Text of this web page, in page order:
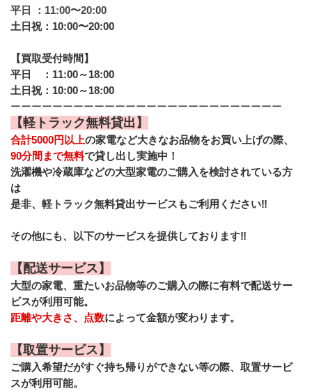
平日 ：11:00〜20:00
土日祝：10:00〜20:00
【買取受付時間】
平日　：11:00～18:00
土日祝：10:00～18:00
ーーーーーーーーーーーーーーーーーーーーーーーーーー
【軽トラック無料貸出】
合計5000円以上の家電など大きなお品物をお買い上げの際、
90分間まで無料で貸し出し実施中！
洗濯機や冷蔵庫などの大型家電のご購入を検討されている方
は
是非、軽トラック無料貸出サービスもご利用ください‼︎
その他にも、以下のサービスを提供しております‼︎
【配送サービス】
大型の家電、重たいお品物等のご購入の際に有料で配送サー
ビスが利用可能。
距離や大きさ、点数によって金額が変わります。
【取置サービス】
ご購入希望だがすぐ持ち帰りができない等の際、取置サービ
スが利用可能。